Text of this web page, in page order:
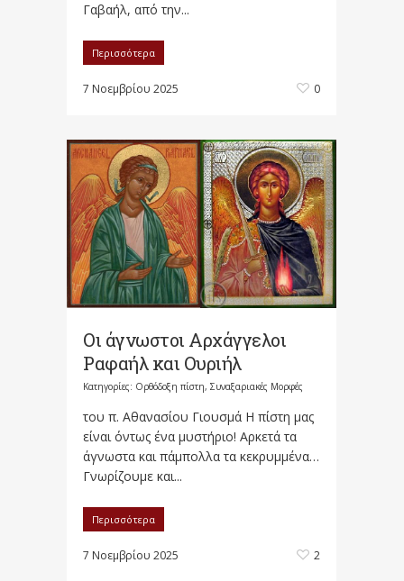
Γαβαήλ, από την...
Περισσότερα
7 Νοεμβρίου 2025 0
Οι άγνωστοι Αρχάγγελοι
Ραφαήλ και Ουριήλ
Κατηγορίες: Ορθόδοξη πίστη, Συναξαριακές Μορφές
του π. Αθανασίου Γιουσμά Η πίστη μας
είναι όντως ένα μυστήριο! Αρκετά τα
άγνωστα και πάμπολλα τα κεκρυμμένα…
Γνωρίζουμε και...
Περισσότερα
7 Νοεμβρίου 2025 2